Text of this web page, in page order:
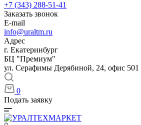
+7 (343) 288-51-41
Заказать звонок
E-mail
info@uraltm.ru
Адрес
г. Екатеринбург
БЦ "Премиум"
ул. Серафимы Дерябиной, 24, офис 501
0
Подать заявку